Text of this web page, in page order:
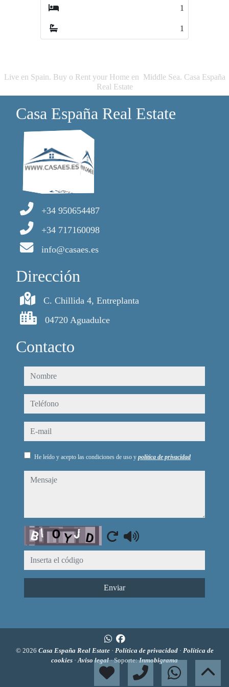
Live en Spain. Buy o Rent your Home en Middle Sea. Casa España
Real Estate
Casa España Real Estate
+34 950654487
+34 717160098
info@casaes.es
Dirección
C. Chillida 4, Entreplanta
04720 Aguadulce
Contacto
nombre
teléfono
e-mail
He leído y acepto las condiciones de uso y política de privacidad
mensaje
Captcha
Enviar
© 2026 Casa España Real Estate · Política de privacidad · Política de
cookies ·Aviso legal· Soporte:Inmobigrama